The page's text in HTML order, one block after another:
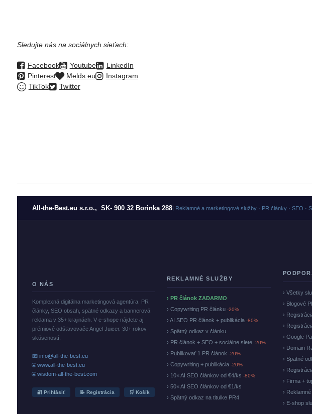
Sledujte nás na sociálnych sieťach:
Facebook Youtube
LinkedIn
Pinterest
Melds.eu
Instagram
TikTok
Twitter
All-the-Best.eu s.r.o., SK- 900 32 Borinka 288| Reklamné a marketingové služby · PR články · SEO ·
O NÁS
Komplexná digitálna marketingová agentúra. PR
články, SEO obsah, spätné odkazy a bannerová
reklama v 35+ krajinách. V e-shope nájdete aj
prémiové odšťavovače Angel Juicer. 30+ rokov
skúseností.
📧 info@all-the-best.eu
🌐 www.all-the-best.eu
🌐 wisdom-all-the-best.com
🔐 Prihlásiť 📝 Registrácia 🛒 Košík
REKLAMNÉ SLUŽBY
› PR článok ZADARMO
› Copywriting PR článku -20%
› AI SEO PR článok + publikácia -80%
› Spätný odkaz v článku
› PR článok + SEO + sociálne siete -20%
› Publikovať 1 PR článok -20%
› Copywriting + publikácia -20%
› 10× AI SEO článkov od €4/ks -80%
› 50× AI SEO článkov od €1/ks
› Spätný odkaz na titulke PR4
› Všetky
› Blogové
›
›
› Google
› Domain
› Spätné
›
› Firma +
›
› E-shop